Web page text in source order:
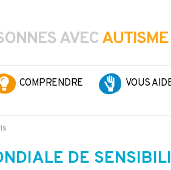
AVEC AUTISME
COMPRENDRE VOUS
DE